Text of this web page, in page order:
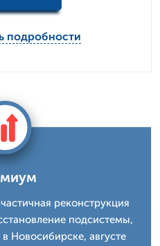
подробности
реконструкция
подсистемы,
Новосибирске, августе